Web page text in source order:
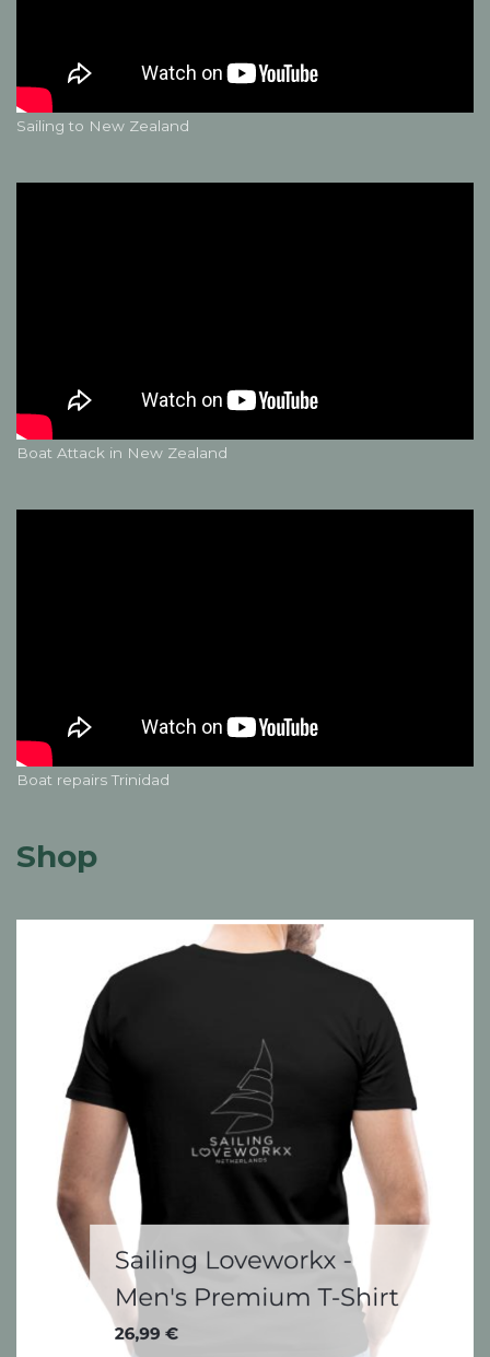
Sailing to New Zealand
Boat Attack in New Zealand
Boat repairs Trinidad
Shop